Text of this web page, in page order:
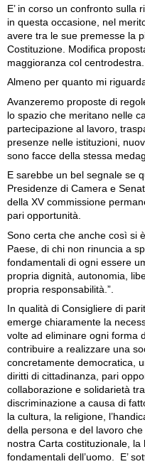
E’ in corso un confronto
in questa occasione, nel
avere tra le sue premesse la
Costituzione. Modifica
maggioranza col centrodestra.
Almeno per quanto mi
Avanzeremo proposte di
lo spazio che meritano nelle
partecipazione al lavoro,
presenze nelle istituzioni,
sono facce della stessa
E sarebbe un bel segnale se
Presidenze di Camera e
della XV commissione
pari opportunità.
Sono certa che anche così si
Paese, di chi non rinuncia a
fondamentali di ogni essere
propria dignità, autonomia,
propria responsabilità.”.
In qualità di Consigliere di
emerge chiaramente la
volte ad eliminare ogni forma
contribuire a realizzare una
concretamente democratica,
diritti di cittadinanza, pari
collaborazione e solidarietà
discriminazione a causa di
la cultura, la religione,
della persona e del lavoro
nostra Carta costituzionale,
fondamentali dell’uomo. E’